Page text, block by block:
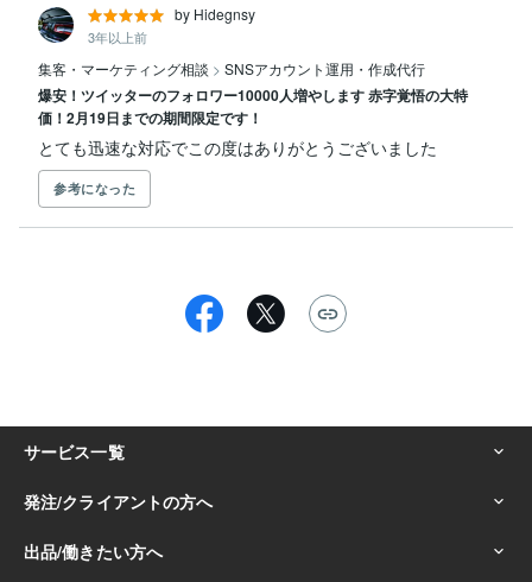
by Hidegnsy
3年以上前
集客・マーケティング相談 > SNSアカウント運用・作成代行
爆安！ツイッターのフォロワー10000人増やします 赤字覚悟の大特
価！2月19日までの期間限定です！
とても迅速な対応でこの度はありがとうございました
参考になった